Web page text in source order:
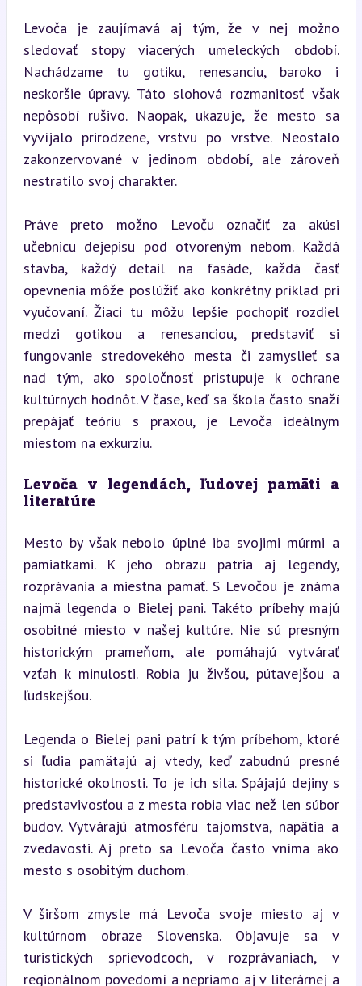
Levoča je zaujímavá aj tým, že v nej možno
sledovať stopy viacerých umeleckých období.
Nachádzame tu gotiku, renesanciu, baroko i
neskoršie úpravy. Táto slohová rozmanitosť však
nepôsobí rušivo. Naopak, ukazuje, že mesto sa
vyvíjalo prirodzene, vrstvu po vrstve. Neostalo
zakonzervované v jedinom období, ale zároveň
nestratilo svoj charakter.
Práve preto možno Levoču označiť za akúsi
učebnicu dejepisu pod otvoreným nebom. Každá
stavba, každý detail na fasáde, každá časť
opevnenia môže poslúžiť ako konkrétny príklad pri
vyučovaní. Žiaci tu môžu lepšie pochopiť rozdiel
medzi gotikou a renesanciou, predstaviť si
fungovanie stredovekého mesta či zamyslieť sa
nad tým, ako spoločnosť pristupuje k ochrane
kultúrnych hodnôt. V čase, keď sa škola často snaží
prepájať teóriu s praxou, je Levoča ideálnym
miestom na exkurziu.
Levoča v legendách, ľudovej pamäti a
literatúre
Mesto by však nebolo úplné iba svojimi múrmi a
pamiatkami. K jeho obrazu patria aj legendy,
rozprávania a miestna pamäť. S Levočou je známa
najmä legenda o Bielej pani. Takéto príbehy majú
osobitné miesto v našej kultúre. Nie sú presným
historickým prameňom, ale pomáhajú vytvárať
vzťah k minulosti. Robia ju živšou, pútavejšou a
ľudskejšou.
Legenda o Bielej pani patrí k tým príbehom, ktoré
si ľudia pamätajú aj vtedy, keď zabudnú presné
historické okolnosti. To je ich sila. Spájajú dejiny s
predstavivosťou a z mesta robia viac než len súbor
budov. Vytvárajú atmosféru tajomstva, napätia a
zvedavosti. Aj preto sa Levoča často vníma ako
mesto s osobitým duchom.
V širšom zmysle má Levoča svoje miesto aj v
kultúrnom obraze Slovenska. Objavuje sa v
turistických sprievodcoch, v rozprávaniach, v
regionálnom povedomí a nepriamo aj v literárnej a